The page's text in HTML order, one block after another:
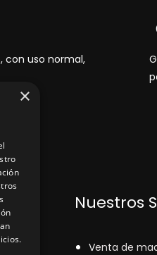
con uso normal,
Nuestros
Venta de
×